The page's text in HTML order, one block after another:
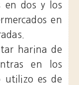
en dos y los
en
harina de
en los
utilizo es de